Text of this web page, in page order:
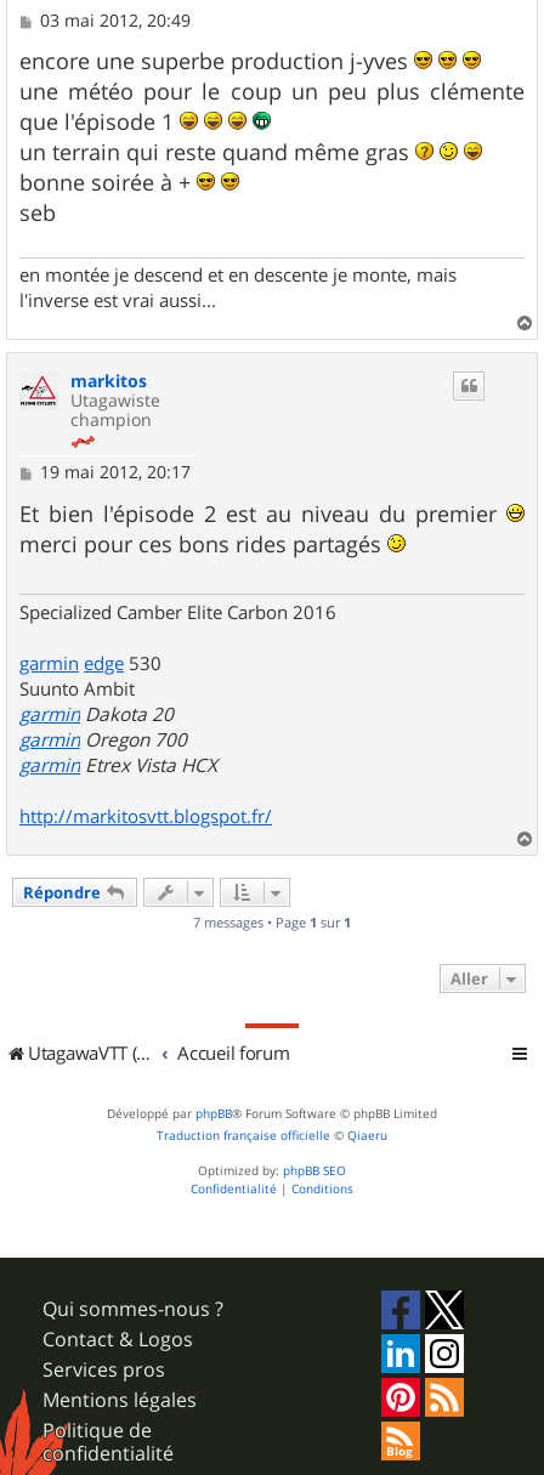
M
s
s
a
g
e
03 mai 2012, 20:49
encore une superbe production j-yves
une météo pour le coup un peu plus clémente
que l'épisode 1
un terrain qui reste quand même gras
bonne soirée à +
seb
en montée je descend et en descente je monte, mais
l'inverse est vrai aussi...
a
markitos
Utagawiste
champion
M
s
s
a
19 mai 2012, 20:17
Et bien l'épisode 2 est au niveau du premier
merci pour ces bons rides partagés
Specialized Camber Elite Carbon 2016
garmin edge 530
Suunto Ambit
garmin Dakota 20
garmin Oregon 700
garmin Etrex Vista HCX
http://markitosvtt.blogspot.fr/
a
Répondre
7 messages • Page 1 sur 1
Aller
UtagawaVTT (Randos VTT et VTTAE avec traces GPS) Accueil forum
Développé par phpBB® Forum Software © phpBB Limited
Traduction française officielle © Qiaeru
Optimized by: phpBB SEO
Confidentialité | Conditions
Qui sommes-nous ?
Contact & Logos
Services pros
Mentions légales
Politique de
confidentialité